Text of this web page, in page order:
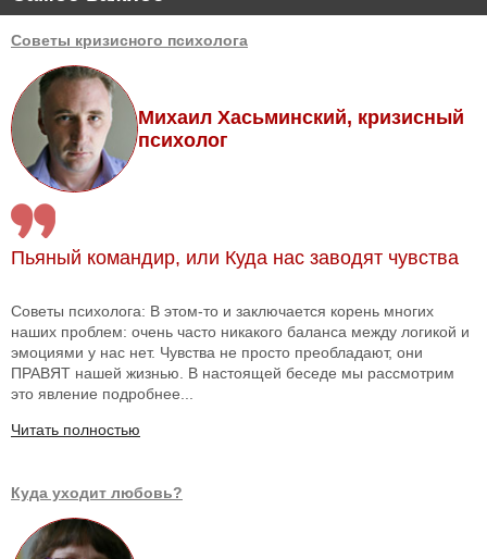
Советы кризисного психолога
Михаил Хасьминский, кризисный
психолог
Пьяный командир, или Куда нас заводят чувства
Советы психолога: В этом-то и заключается корень многих
наших проблем: очень часто никакого баланса между логикой и
эмоциями у нас нет. Чувства не просто преобладают, они
ПРАВЯТ нашей жизнью. В настоящей беседе мы рассмотрим
это явление подробнее...
Читать полностью
Куда уходит любовь?